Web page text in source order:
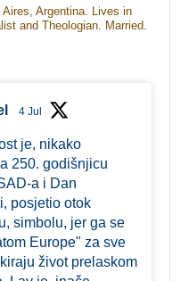
Argentina. Lives in
and Theologian. Married.
4 Jul
je, nikako
250. godišnjicu
a i Dan
posjetio otok
simbolu, jer ga se
Europe" za sve
život prelaskom